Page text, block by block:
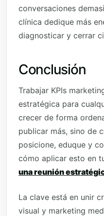
conversaciones
clínica dedique más
diagnosticar y cerrar
Conclusión
Trabajar KPIs
estratégica para
crecer de forma
publicar más, sino de
posicione, eduque y
cómo aplicar esto en
una reunión
La clave está en unir
visual y marketing